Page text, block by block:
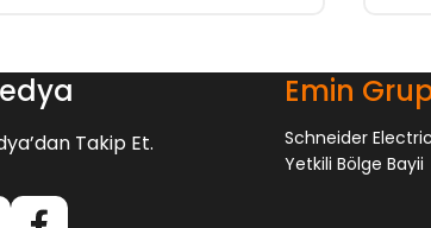
Takip Et.
Emin
Schneider Electric
Yetkili Bölge Bayii